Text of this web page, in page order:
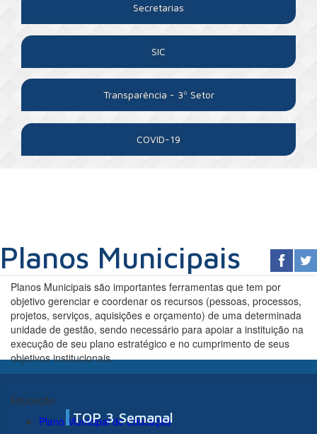
Secretarias
SIC
Transparência - 3º Setor
COVID-19
Planos Municipais
Planos Municipais são importantes ferramentas que tem por
objetivo gerenciar e coordenar os recursos (pessoas, processos,
projetos, serviços, aquisições e orçamento) de uma determinada
unidade de gestão, sendo necessário para apoiar a instituição na
execução de seu plano estratégico e no cumprimento de seus
objetivos institucionais.
Educação
Plano Municipal de Educação
TOP 3 Semanal